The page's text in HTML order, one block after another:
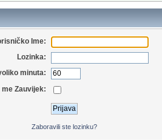
Ime:
Lozinka:
minuta:
me Zauvijek:
Zaboravili ste lozinku?